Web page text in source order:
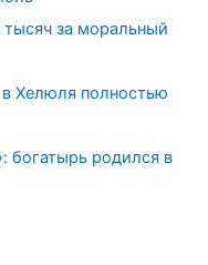
за моральный
Хелюля полностью
богатырь родился в